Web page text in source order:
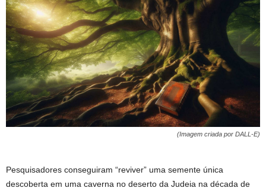
(Imagem criada por DALL-E)
Pesquisadores conseguiram “reviver” uma semente única
descoberta em uma caverna no deserto da Judeia na década de